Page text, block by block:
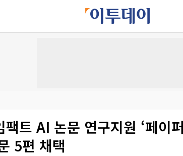
팩트 AI 논문 연구지원 ‘페이
5편 채택